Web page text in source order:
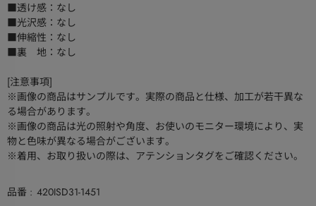
■透け感：なし
■光沢感：なし
■伸縮性：なし
■裏 地：なし
[注意事項]
※画像の商品はサンプルです。実際の商品と仕様、加工が若干異な
る場合があります。
※画像の商品は光の照射や角度、お使いのモニター環境により、実
物と色味が異なる場合がございます。
※着用、お取り扱いの際は、アテンションタグをご確認ください。
品番
420ISD31-1451